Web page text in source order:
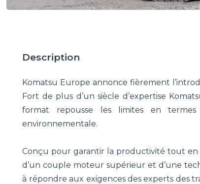
Description
Komatsu Europe annonce fièrement
Fort de plus d’un siècle d’expertise
format repousse les limites en
environnementale.
Conçu pour garantir la productivité tout en
d’un couple moteur supérieur et d’une
à répondre aux exigences des experts des